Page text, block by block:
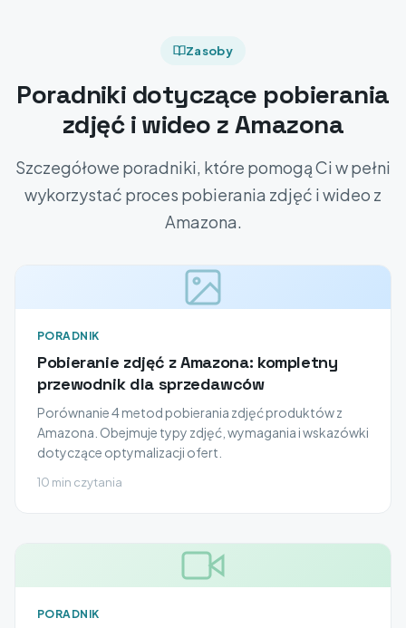
Zasoby
Poradniki dotyczące pobierania
zdjęć i wideo z Amazona
Szczegółowe poradniki, które pomogą Ci w pełni
wykorzystać proces pobierania zdjęć i wideo z
Amazona.
PORADNIK
Pobieranie zdjęć z Amazona: kompletny
przewodnik dla sprzedawców
Porównanie 4 metod pobierania zdjęć produktów z
Amazona. Obejmuje typy zdjęć, wymagania i wskazówki
dotyczące optymalizacji ofert.
10 min czytania
PORADNIK